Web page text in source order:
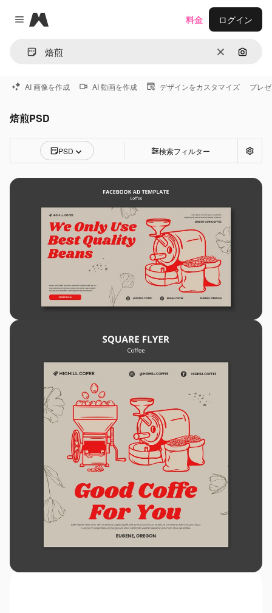
Close menu
Magnific
消去 画像で
料金 ログイン
AI 画像を作成 AI 動画を作成 デザインをカスタマイズ プレ
焙煎PSD
PSD 検索フィルター